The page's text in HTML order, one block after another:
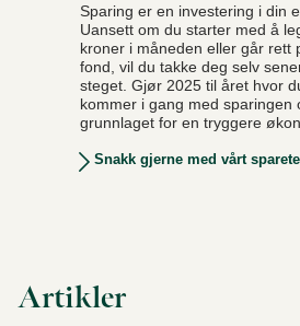
Sparing er en investering i din
Uansett om du starter med å
kroner i måneden eller går rett
fond, vil du takke deg selv
steget. Gjør 2025 til året hvor
kommer i gang med sparingen
grunnlaget for en tryggere
Snakk gjerne med vårt
Artikler